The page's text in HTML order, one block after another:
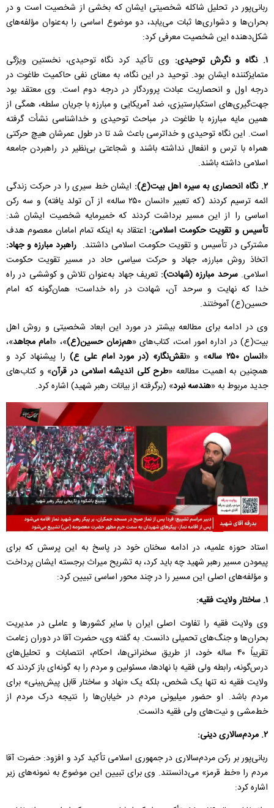
ربانی‌پور در تحلیل شاکله شخصیتی ایشان که بخشی از شخصیت است و در
بحران‌ها و دشواری‌ها ثبات می‌یابد، دو موضوع اساسی را به‌عنوان مؤلفه‌های
شکل‌دهنده این شخصیت معرفی کرد:
۱. نگاه و نگرش توحیدی:
وی تأکید کرد نگاه توحیدی، نخستین ویژگی
متمایزکننده ایشان بود. توحید در این نگاه، به معنای نفی حاکمیت طاغوت در
درجه اول و انحصاریت عبادت پروردگار در درجه دوم است. وی معتقد بود
جهت‌گیری‌های استکبارستیزی، ضد آمریکایی و مبارزه با جریان سلطه، همگی از
همین مایه مبارزه با طاغوت در مباحث توحیدی و خداشناسی نشأت گرفته
است. این نگاه توحیدی و خداترسی باعث شد تا در طول عمرشان هیچ حرکتی
همراه با ترس و انفعال نداشته باشند و شجاعتی بی‌نظیر در راهبردن جامعه
اسلامی داشته باشند.
۲. نگاه انحصاری به سیره اهل‌ بیت(ع):
ایشان خط سیری را در حرکت زندگی
ائمه ترسیم کردند (که تعبیر «انسان ۲۵۰ ساله» از آن تولد یافته) و سه رکن
اساسی را از این مسیر برداشت کردند که خمیرمایه شخصیت ایشان شد:
تأسیس و تقویت حکومت اسلامی: اعتقاد به اینکه تمام امامان معصوم هدف
مشترکی در تأسیس و تقویت حکومت اسلامی داشتند. راهبرد مبارزه و جهاد:
اتخاذ روش مبارزه، جهاد و حرکت سیاسی حاد در مسیر تقویت حکومت
اسلامی. سرحد مبارزه (شهادت): تعریف جهاد به‌عنوان تلاش و کوششی در راه
خدا که نهایت و سرحد آن، شهادت در راه خداست؛ همان‌گونه که امام
حسین(ع) آموختند.
وی در ادامه برای مطالعه بیشتر در مورد این ابعاد شخصیتی و روش اهل‌
بیت(ع) در اداره امور امت، کتاب‌های «هم‌زمان حسین(ع)»، «امام مجاهد»،
«انسان ۲۵۰ ساله » و «نقش‌نگار» (در مورد امام علی ع) را پیشنهاد کرد و
همچنین به اهمیت مطالعه «طرح کلی اندیشه اسلامی در قرآن» و کتاب‌های
جدید مربوط به «هندسه نبرد» (برگرفته از بیانات رهبر شهید) اشاره کرد.
استاد حوزه علمیه، در ادامه سخنان خود در پاسخ به این پرسش که برای
پیمودن مسیر رهبر شهید چه باید کرد، به تشریح میراث برجسته ایشان پرداخت
و مؤلفه‌های اصلی این مسیر را در چند محور اساسی تبیین کرد:
۱. ساختار ولایت فقیه:
وی ولایت فقیه را تفاوت اصلی ایران با سایر کشورها و عاملی در مدیریت
بحران‌ها و جنگ‌های تحمیلی دانست. به گفته وی، حضرت آقا در دوران زعامت
تقریباً ۴۰ ساله خود، از طریق سخنرانی‌ها، احکام، انتصابات و تحلیل‌های
درس‌گونه، رابطه ولی فقیه با نهادها، مسئولین و مردم را به گونه‌ای باز کردند که
ولایت فقیه نه تنها یک شخص، بلکه یک «نهاد و ساختار قابل پیش‌بینی» برای
مردم باشد. او حضور میلیونی مردم در خیابان‌ها را نتیجه درک مردم از
خط‌مشی و نیت‌های ولی فقیه دانست.
۲. مردم‌سالاری دینی:
ربانی‌پور بر رکن مردم‌سالاری در جمهوری اسلامی تأکید کرد و افزود: حضرت آقا
مردم را «خط قرمز» می‌دانستند. وی برای تبیین این موضوع به نمونه‌های زیر
اشاره کرد: